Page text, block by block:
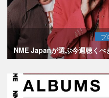
ブ
NME Japanが選ぶ今週聴く